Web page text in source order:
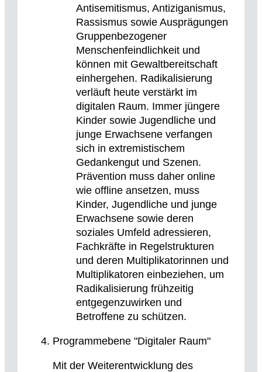
Antisemitismus, Antiziganismus,
Rassismus sowie Ausprägungen
Gruppenbezogener
Menschenfeindlichkeit und
können mit Gewaltbereitschaft
einhergehen. Radikalisierung
verläuft heute verstärkt im
digitalen Raum. Immer jüngere
Kinder sowie Jugendliche und
junge Erwachsene verfangen
sich in extremistischem
Gedankengut und Szenen.
Prävention muss daher online
wie offline ansetzen, muss
Kinder, Jugendliche und junge
Erwachsene sowie deren
soziales Umfeld adressieren,
Fachkräfte in Regelstrukturen
und deren Multiplikatorinnen und
Multiplikatoren einbeziehen, um
Radikalisierung frühzeitig
entgegenzuwirken und
Betroffene zu schützen.
Programmebene "Digitaler Raum"
Mit der Weiterentwicklung des